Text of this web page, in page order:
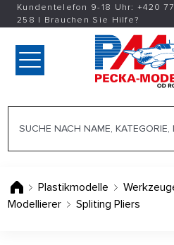
Kundentelefon 9-18 Uhr: +420
258 | Brauchen Sie Hilfe?
Plastikmodelle
Modellierer
Spliting Pliers